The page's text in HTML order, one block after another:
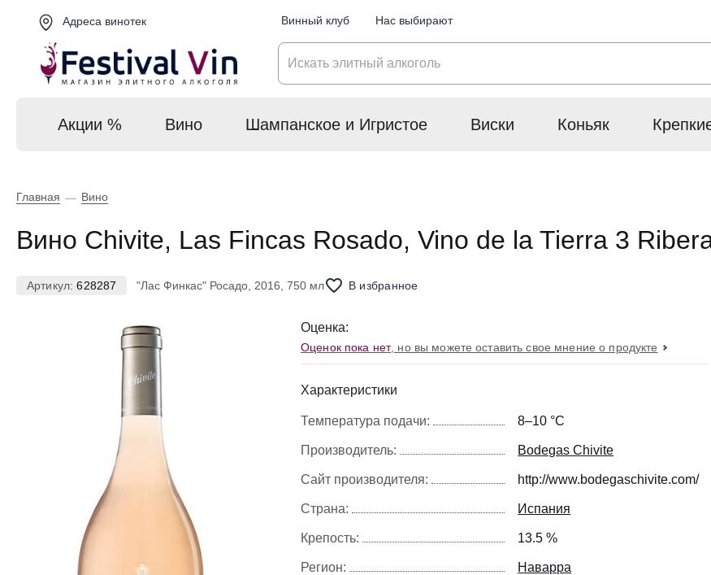
Адреса винотек Винный клуб Нас выбирают
Акции % Вино Шампанское и Игристое Виски Коньяк
Главная — Вино
Вино Chivite, Las Fincas Rosado, Vino de la Tierra 3
Артикул:628287 "Лас Финкас" Росадо, 2016, 750 мл В избранное
Оценка:
Оценок пока нет, но вы можете оставить свое мнение о продукте
Характеристики
Температура подачи: 8–10 °С
Производитель: Bodegas Chivite
Сайт производителя: http://www.bodegaschivite.com/
Страна: Испания
Крепость: 13.5 %
Регион: Наварра